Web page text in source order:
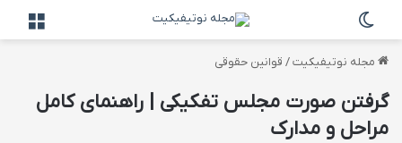
مجله نوتیفیکیت/ قوانین حقوقی
گرفتن صورت مجلس تفکیکی | راهنمای کامل
مراحل و مدارک